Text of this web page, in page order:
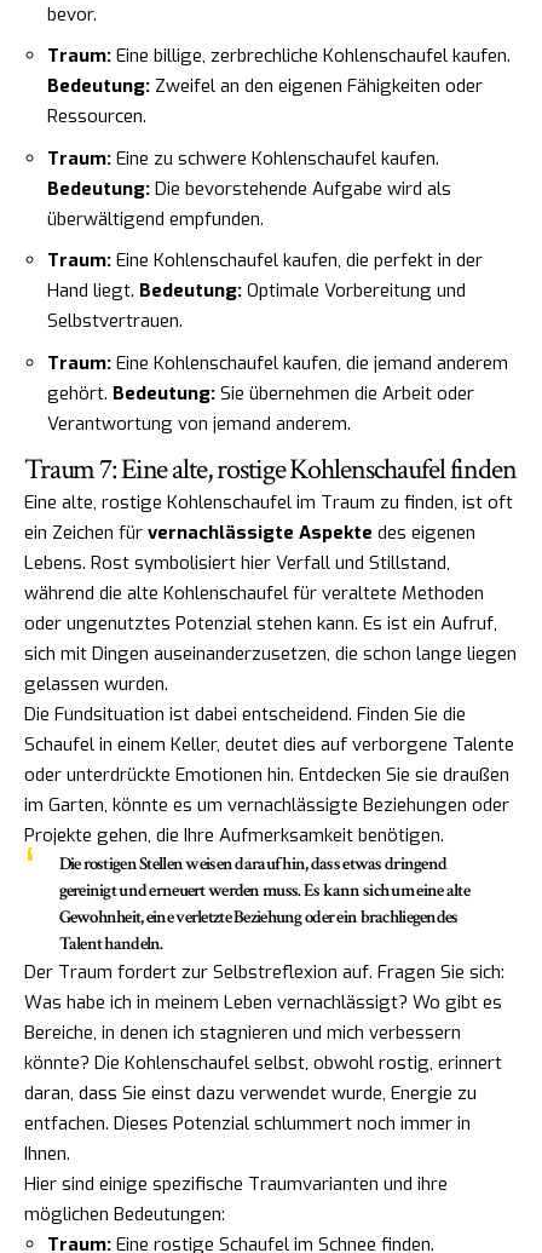
bevor.
Traum: Eine billige, zerbrechliche Kohlenschaufel kaufen.
Bedeutung: Zweifel an den eigenen Fähigkeiten oder
Ressourcen.
Traum: Eine zu schwere Kohlenschaufel kaufen.
Bedeutung: Die bevorstehende Aufgabe wird als
überwältigend empfunden.
Traum: Eine Kohlenschaufel kaufen, die perfekt in der
Hand liegt. Bedeutung: Optimale Vorbereitung und
Selbstvertrauen.
Traum: Eine Kohlenschaufel kaufen, die jemand anderem
gehört. Bedeutung: Sie übernehmen die Arbeit oder
Verantwortung von jemand anderem.
Traum 7: Eine alte, rostige Kohlenschaufel finden
Eine alte, rostige Kohlenschaufel im Traum zu finden, ist oft
ein Zeichen für vernachlässigte Aspekte des eigenen
Lebens. Rost symbolisiert hier Verfall und Stillstand,
während die alte Kohlenschaufel für veraltete Methoden
oder ungenutztes Potenzial stehen kann. Es ist ein Aufruf,
sich mit Dingen auseinanderzusetzen, die schon lange liegen
gelassen wurden.
Die Fundsituation ist dabei entscheidend. Finden Sie die
Schaufel in einem Keller, deutet dies auf verborgene Talente
oder unterdrückte Emotionen hin. Entdecken Sie sie draußen
im Garten, könnte es um vernachlässigte Beziehungen oder
Projekte gehen, die Ihre Aufmerksamkeit benötigen.
Die rostigen Stellen weisen darauf hin, dass etwas dringend
gereinigt und erneuert werden muss. Es kann sich um eine alte
Gewohnheit, eine verletzte Beziehung oder ein brachliegendes
Talent handeln.
Der Traum fordert zur Selbstreflexion auf. Fragen Sie sich:
Was habe ich in meinem Leben vernachlässigt? Wo gibt es
Bereiche, in denen ich stagnieren und mich verbessern
könnte? Die Kohlenschaufel selbst, obwohl rostig, erinnert
daran, dass Sie einst dazu verwendet wurde, Energie zu
entfachen. Dieses Potenzial schlummert noch immer in
Ihnen.
Hier sind einige spezifische Traumvarianten und ihre
möglichen Bedeutungen:
Traum: Eine rostige Schaufel im Schnee finden.